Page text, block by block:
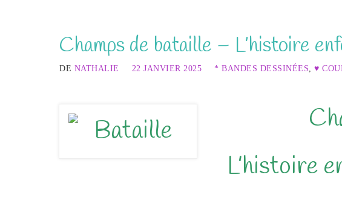
Champs de bataille – L’histoire
DE NATHALIE 22 JANVIER 2025 * BANDES DESSINÉES ♥
L’histoire